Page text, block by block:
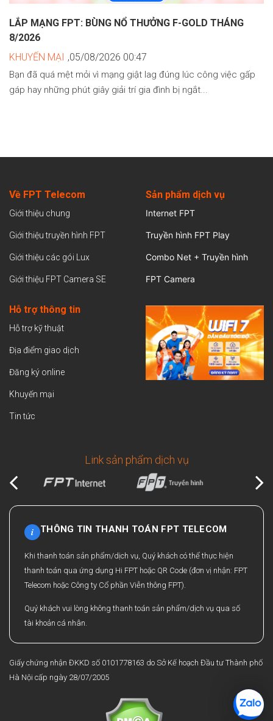
LẮP MẠNG FPT: BÙNG NỔ THƯỞNG F-GOLD THÁNG
8/2026
KHUYẾN MẠI ,05/08/2026 00:47
Bạn đã quá mệt mỏi vì mạng giật lag đúng lúc công việc gấp
gáp hay những phút giây giải trí gia đình bị ngắt...
Về FPT Telecom
Giới thiệu chung
Giới thiệu truyền hình FPT
Giới thiệu các gói Lux
Giới thiệu FPT Camera SE
Sản phẩm dịch vụ
Internet FPT
Truyền hình FPT Play
Combo Net + Truyền hình
FPT Camera
Hỗ trợ thông tin
Hỗ trợ kỹ thuật
Địa điểm giao dịch
Đăng ký online
Khuyến mại
Tin tức
Link sản phẩm dịch vụ
i THÔNG TIN THANH TOÁN FPT TELECOM
Khi thanh toán sản phẩm/dịch vụ, Quý khách có thể thực hiện
thanh toán qua ứng dụng Hi FPT hoặc QR Code (đơn vị nhận: FPT
Telecom hoặc Công ty Cổ phần Viễn thông FPT).
Quý khách vui lòng không thanh toán sản phẩm/dịch vụ qua số
tài khoản cá nhân.
Giấy chứng nhận ĐKKD số 0101778163 do Sở Kế hoạch Đầu tư Thành phố
Hà Nội cấp ngày 28/07/2005